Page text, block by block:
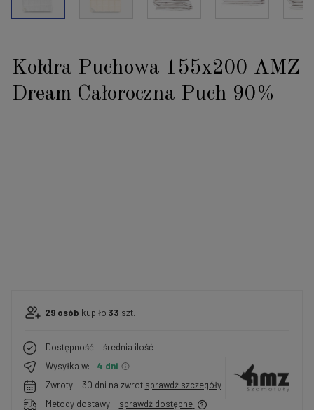
Kołdra Puchowa 155x200 AMZ
Dream Całoroczna Puch 90%
29 osób kupiło 33 szt.
Dostępność:
średnia ilość
Wysyłka w:
4 dni
Zwroty:
30 dni na zwrot sprawdź szczegóły
Metody dostawy:
sprawdź dostępne